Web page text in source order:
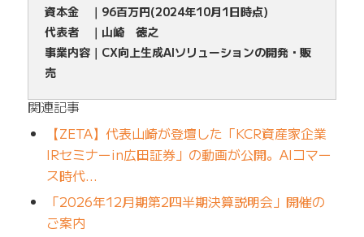
資本金 ｜96百万円(2024年10月1日時点)
代表者 ｜山崎 徳之
事業内容｜CX向上生成AIソリューションの開発・販
売
関連記事
【ZETA】代表山崎が登壇した「KCR資産家企業
IRセミナーin広田証券」の動画が公開。AIコマー
ス時代…
「2026年12月期第2四半期決算説明会」開催の
ご案内